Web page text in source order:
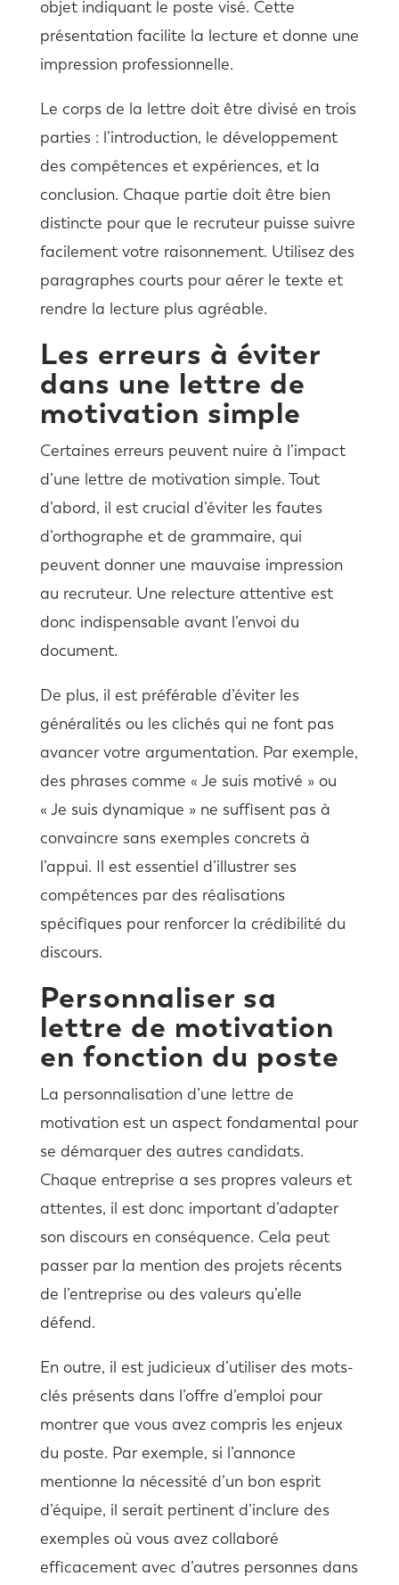
objet indiquant le poste visé. Cette
présentation facilite la lecture et donne une
impression professionnelle.
Le corps de la lettre doit être divisé en trois
parties : l’introduction, le développement
des compétences et expériences, et la
conclusion. Chaque partie doit être bien
distincte pour que le recruteur puisse suivre
facilement votre raisonnement. Utilisez des
paragraphes courts pour aérer le texte et
rendre la lecture plus agréable.
Les erreurs à éviter
dans une lettre de
motivation simple
Certaines erreurs peuvent nuire à l’impact
d’une lettre de motivation simple. Tout
d’abord, il est crucial d’éviter les fautes
d’orthographe et de grammaire, qui
peuvent donner une mauvaise impression
au recruteur. Une relecture attentive est
donc indispensable avant l’envoi du
document.
De plus, il est préférable d’éviter les
généralités ou les clichés qui ne font pas
avancer votre argumentation. Par exemple,
des phrases comme « Je suis motivé » ou
« Je suis dynamique » ne suffisent pas à
convaincre sans exemples concrets à
l’appui. Il est essentiel d’illustrer ses
compétences par des réalisations
spécifiques pour renforcer la crédibilité du
discours.
Personnaliser sa
lettre de motivation
en fonction du poste
La personnalisation d’une lettre de
motivation est un aspect fondamental pour
se démarquer des autres candidats.
Chaque entreprise a ses propres valeurs et
attentes, il est donc important d’adapter
son discours en conséquence. Cela peut
passer par la mention des projets récents
de l’entreprise ou des valeurs qu’elle
défend.
En outre, il est judicieux d’utiliser des mots-
clés présents dans l’offre d’emploi pour
montrer que vous avez compris les enjeux
du poste. Par exemple, si l’annonce
mentionne la nécessité d’un bon esprit
d’équipe, il serait pertinent d’inclure des
exemples où vous avez collaboré
efficacement avec d’autres personnes dans